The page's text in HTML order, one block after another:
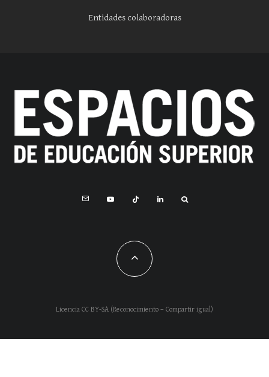
Entidades colaboradoras
Licencia CC BY-SA (Reconocimiento – Compartir igual)